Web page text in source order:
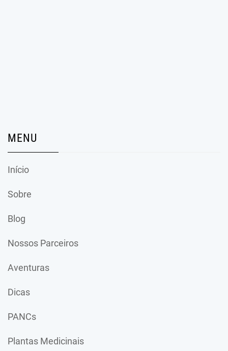
MENU
Início
Sobre
Blog
Nossos Parceiros
Aventuras
Dicas
PANCs
Plantas Medicinais